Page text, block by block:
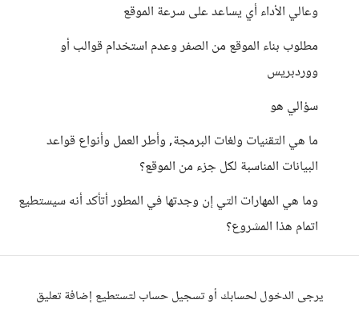
وعالي الأداء أي يساعد على سرعة الموقع
مطلوب بناء الموقع من الصفر وعدم استخدام قوالب أو
ووردبريس
سؤالي هو
ما هي التقنيات ولغات البرمجة, وأطر العمل وأنواع قواعد
البيانات المناسبة لكل جزء من الموقع؟
وما هي المهارات التي إن وجدتها في المطور أتأكد أنه سيستطيع
اتمام هذا المشروع؟
يرجى الدخول لحسابك أو تسجيل حساب لتستطيع إضافة تعليق